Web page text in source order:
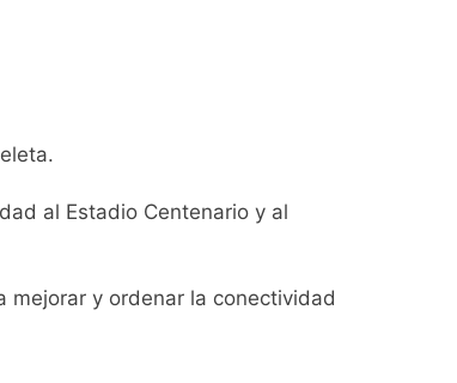
al Estadio Centenario y al
mejorar y ordenar la conectividad